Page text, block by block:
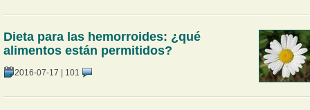
Dieta para las hemorroides: ¿qué
alimentos están permitidos?
2016-07-17 | 101